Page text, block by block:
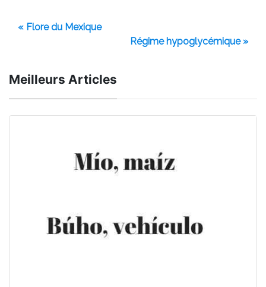
« Flore du Mexique
Régime hypoglycémique »
Meilleurs Articles